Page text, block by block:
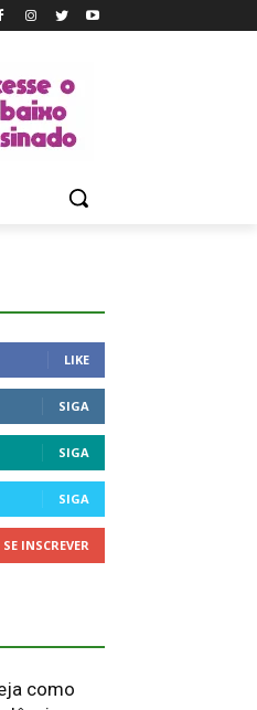
LIKE
SIGA
SIGA
SIGA
SE INSCREVER
como